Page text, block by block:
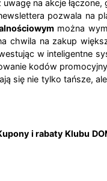
na akcje
pozwala na
można
na zakup
w inteligentne
kodów
się nie tylko tańsze,
i rabaty Klubu